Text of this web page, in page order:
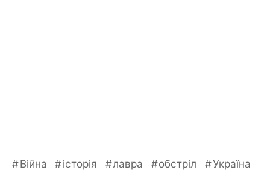
Війна історія лавра обстріл Україна